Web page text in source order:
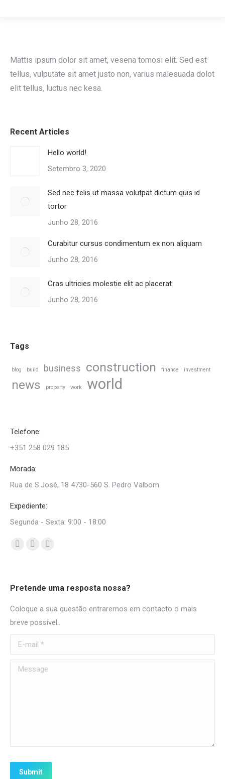
Mattis ipsum dolor sit amet, vesena tomosi elit. Sed est
tellus, vulputate sit amet justo non, varius malesuada dolot
elit tellus, luctus nec kesa.
Recent Articles
Hello world!
Setembro 3, 2020
Sed nec felis ut massa volutpat dictum quis id
tortor
Junho 28, 2016
Curabitur cursus condimentum ex non aliquam
Junho 28, 2016
Cras ultricies molestie elit ac placerat
Junho 28, 2016
Tags
blog build business construction finance investment
news property work world
Telefone:
+351 258 029 185
Morada:
Rua de S.José, 18 4730-560 S. Pedro Valbom
Expediente:
Segunda - Sexta: 9:00 - 18:00
Find us on:
in
window
in
in
window
Pretende uma resposta nossa?
Coloque a sua questão entraremos em contacto o mais
breve possível..
E-mail *
Message
Submit